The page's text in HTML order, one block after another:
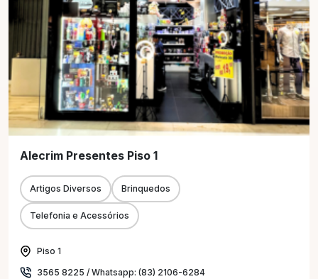
Alecrim Presentes Piso 1
Artigos Diversos Brinquedos
Telefonia e Acessórios
Piso 1
3565 8225 / Whatsapp: (83) 2106-6284